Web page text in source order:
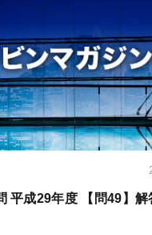
平成29年度 【問49】解